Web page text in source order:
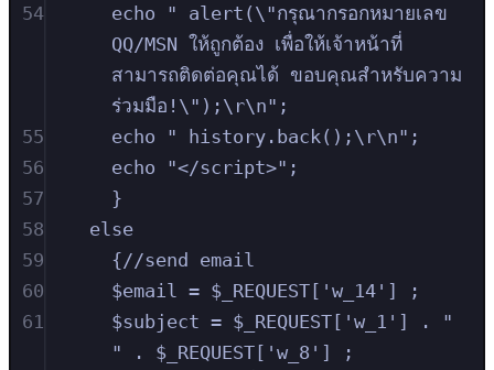
54
echo " alert(\"กรุณากรอกหมายเลข
QQ/MSN ให้ถูกต้อง เพื่อให้เจ้าหน้าที่
สามารถติดต่อคุณได้ ขอบคุณสำหรับความ
ร่วมมือ!\");\r\n";
55
echo " history.back();\r\n";
56
echo "</script>";
57
}
58
else
59
{//send email
60
$email = $_REQUEST['w_14'] ;
61
$subject = $_REQUEST['w_1'] . "
" . $_REQUEST['w_8'] ;